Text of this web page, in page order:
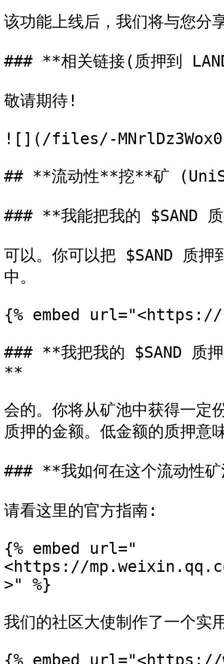
该功能上线后，我们将与您分
### **相关链接(质押到
敬请期待!
![](/files/-
## **流动性**挖**矿
### **我能把我的 $SAND
可以。你可以把 $SAND 质
中。
{% embed url="<https://
### **我把我的 $SAND 质押
**
会的。你将从矿池中获得一定
质押的金额。低金额的质押意
### **我如何在这个流动性
请看这里的官方指南:
{% embed url="
<https://
>" %}
我们的社区大使制作了一个实
{% embed url="<https://